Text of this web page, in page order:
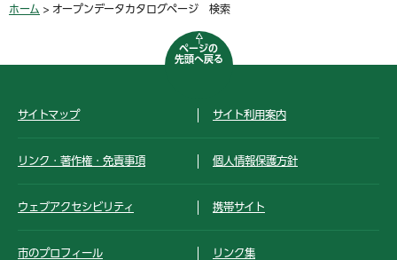
ホーム > オープンデータカタログページ 検索
ページの
先頭へ戻る
サイトマップ サイト利用案内
リンク・著作権・免責事項 個人情報保護方針
ウェブアクセシビリティ 携帯サイト
市のプロフィール リンク集